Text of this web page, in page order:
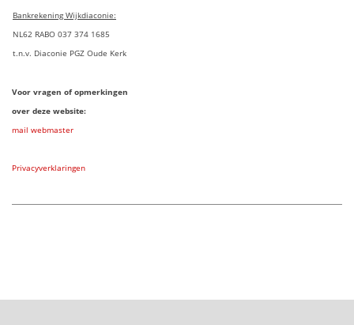
Bankrekening Wijkdiaconie:
NL62 RABO 037 374 1685
t.n.v. Diaconie PGZ Oude Kerk
Voor vragen of opmerkingen
over deze website:
mail webmaster
Privacyverklaringen